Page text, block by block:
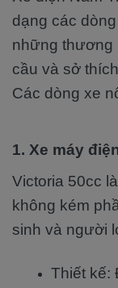
dạng các dòng
những thương
cầu và sở
Các dòng xe
1. Xe máy
Victoria 50cc
không kém
sinh và người
Thiết kế: